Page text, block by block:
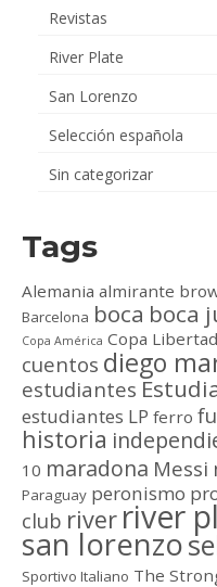
Revistas
River Plate
San Lorenzo
Selección española
Sin categorizar
Tags
Alemania almirante
Barcelona boca boca
Copa América Copa
cuentos diego
estudiantes
estudiantes LP ferro
historia
10 maradona Messi
Paraguay peronismo
club river river
san lorenzo
Sportivo Italiano The